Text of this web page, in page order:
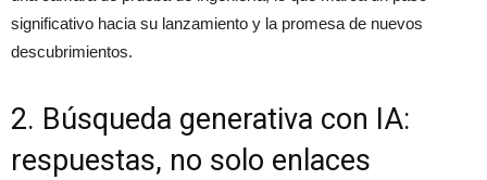
significativo hacia su lanzamiento y la promesa de nuevos
descubrimientos.
2. Búsqueda generativa con IA:
respuestas, no solo enlaces